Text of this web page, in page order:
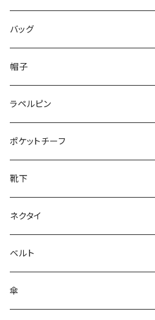
50/XL～
48/L
50/XL～
46/M
48/L
50/XL～
～25.5cm
26cm～
27cm～
28cm～
バッグ
帽子
ラペルピン
ポケットチーフ
靴下
ネクタイ
ベルト
傘